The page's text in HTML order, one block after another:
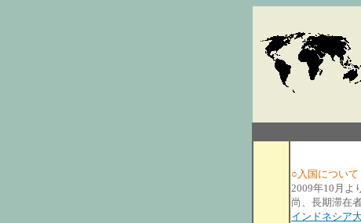
○入国について
2009年10月よ
尚、長期滞在
インドネシア